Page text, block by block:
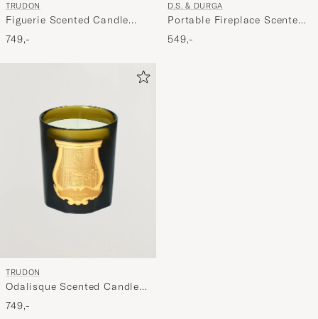
TRUDON
Figuerie Scented Candle
270g
749,-
D.S. & DURGA
Portable Fireplace Scented
Candle 200g
549,-
TRUDON
Odalisque Scented Candle
270g
749,-